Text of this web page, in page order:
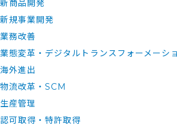
新商品開発
新規事業開発
業務改善
業態変革・デジタルトランスフォーメーシ
海外進出
物流改革・SCM
生産管理
認可取得・特許取得